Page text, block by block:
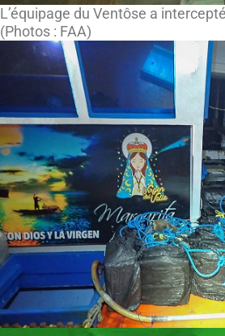
L’équipage du Ventôse a
(Photos : FAA)